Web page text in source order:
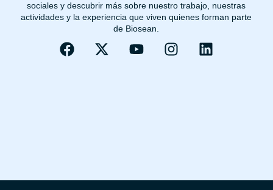
sociales y descubrir más sobre nuestro trabajo, nuestras
actividades y la experiencia que viven quienes forman parte
de Biosean.